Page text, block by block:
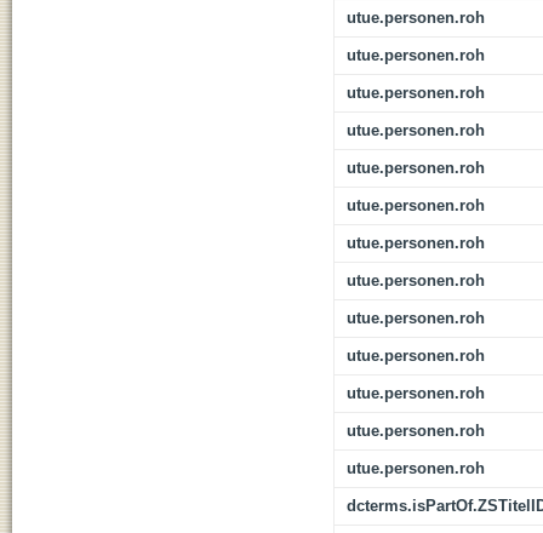
utue.personen.roh
utue.personen.roh
utue.personen.roh
utue.personen.roh
utue.personen.roh
utue.personen.roh
utue.personen.roh
utue.personen.roh
utue.personen.roh
utue.personen.roh
utue.personen.roh
utue.personen.roh
utue.personen.roh